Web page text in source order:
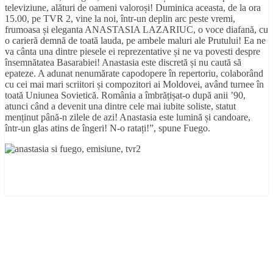
televiziune, alături de oameni valoroși! Duminica aceasta, de la ora
15.00, pe TVR 2, vine la noi, într-un deplin arc peste vremi,
frumoasa și eleganta ANASTASIA LAZARIUC, o voce diafană, cu
o carieră demnă de toată lauda, pe ambele maluri ale Prutului! Ea ne
va cânta una dintre piesele ei reprezentative și ne va povesti despre
însemnătatea Basarabiei! Anastasia este discretă și nu caută să
epateze. A adunat nenumărate capodopere în repertoriu, colaborând
cu cei mai mari scriitori și compozitori ai Moldovei, având turnee în
toată Uniunea Sovietică. România a îmbrățișat-o după anii ’90,
atunci când a devenit una dintre cele mai iubite soliste, statut
menținut până-n zilele de azi! Anastasia este lumină și candoare,
într-un glas atins de îngeri! N-o ratați!”, spune Fuego.